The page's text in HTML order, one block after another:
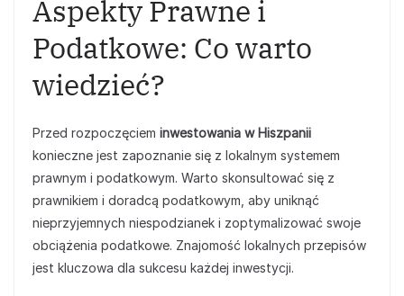
Aspekty Prawne i
Podatkowe: Co warto
wiedzieć?
Przed rozpoczęciem inwestowania w Hiszpanii
konieczne jest zapoznanie się z lokalnym systemem
prawnym i podatkowym. Warto skonsultować się z
prawnikiem i doradcą podatkowym, aby uniknąć
nieprzyjemnych niespodzianek i zoptymalizować swoje
obciążenia podatkowe. Znajomość lokalnych przepisów
jest kluczowa dla sukcesu każdej inwestycji.